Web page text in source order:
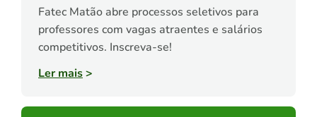
Fatec Matão abre processos seletivos para
professores com vagas atraentes e salários
competitivos. Inscreva-se!
Ler mais>